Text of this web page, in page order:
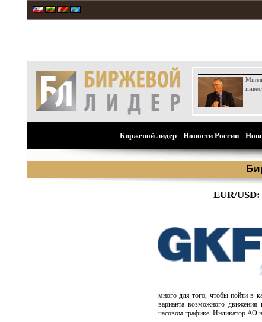
Биржевой лидер Новости России
EUR/
много для того, чтобы пойти в
варианта возможного
часовом графике. Индикатор АО